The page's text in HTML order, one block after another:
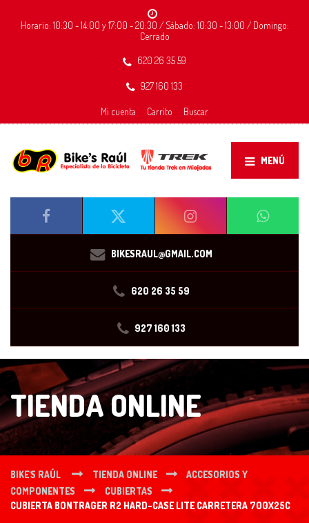
Horario: 10:30 - 14:00 y 17:00 - 20:30 / Sábado: 10:30 - 13:00 / Domingo:
Cerrado
620 26 35 59
927 160 133
Mi cuenta Carrito Buscar
MENÚ
BIKESRAUL@GMAIL.COM
620 26 35 59
927 160 133
TIENDA ONLINE
BIKE'S RAÚL TIENDA ONLINE
ACCESORIOS Y
COMPONENTES
CUBIERTAS
CUBIERTA BONTRAGER R2 HARD-CASE LITE CARRETERA 700X25C